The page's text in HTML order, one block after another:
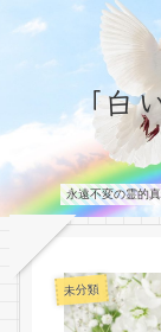
「白
永遠不変の霊的
未分類